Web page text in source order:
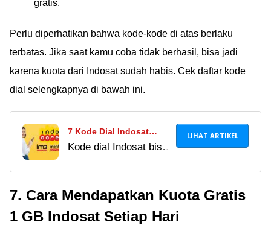
gratis.
Perlu diperhatikan bahwa kode-kode di atas berlaku
terbatas. Jika saat kamu coba tidak berhasil, bisa jadi
karena kuota dari Indosat sudah habis. Cek daftar kode
dial selengkapnya di bawah ini.
7 Kode Dial Indosat
Murah 2023, Solusi Paket
Kode dial Indosat bisa
penawaran paket
internet murah. Mau
tahu? Yuk, langsung
LIHAT ARTIKEL
7. Cara Mendapatkan Kuota Gratis
1 GB Indosat Setiap Hari